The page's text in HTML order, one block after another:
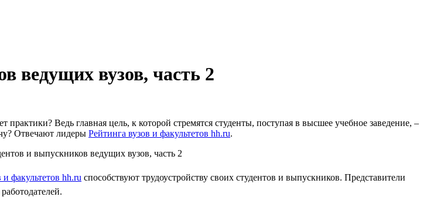
ведущих вузов, часть 2
Ведь главная цель, к которой стремятся студенты, поступая в высшее учебное заведение, –
Отвечают лидеры Рейтинга вузов и факультетов hh.ru.
факультетов hh.ru способствуют трудоустройству своих студентов и выпускников. Представители